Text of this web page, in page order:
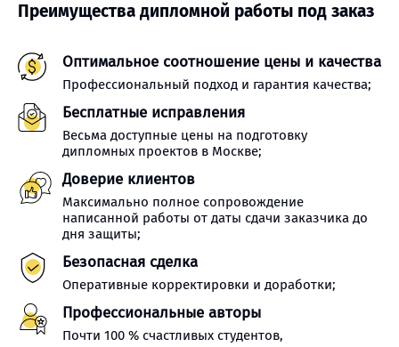
Преимущества дипломной работы под заказ
Оптимальное соотношение цены и качества
Профессиональный подход и гарантия качества;
Бесплатные исправления
Весьма доступные цены на подготовку
дипломных проектов в Москве;
Доверие клиентов
Максимально полное сопровождение
написанной работы от даты сдачи заказчика до
дня защиты;
Безопасная сделка
Оперативные корректировки и доработки;
Профессиональные авторы
Почти 100 % счастливых студентов,